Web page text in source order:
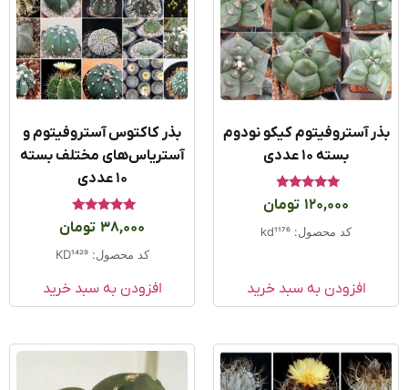
آستروفیتوم کیکو نودوم
بسته ۱۰ عددی
4.67
120,000 تومان
کد محصول: kd1176
افزودن به سبد خرید
بذر کاکتوس آستروفیتوم و
آستریاس‌های مختلف بسته
5.0038,000 تومان
کد محصول: KD1429
افزودن به سبد خرید